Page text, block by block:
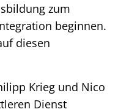
zum
beginnen.
diesen
Krieg und Nico
Dienst